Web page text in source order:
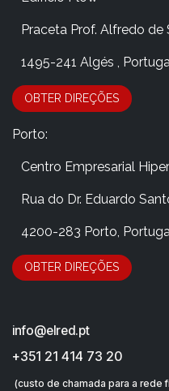
​Praceta Prof. Alfredo de
1495-241 Algés ,
OBTER DIRE​​​​​​​​Ç​​ÕES
Porto:
​Centro Empresarial
​Rua do Dr. Eduardo
​4200-283 Porto,
OBTER DIRE​​​​​​​​Ç​​ÕES
info@elred.pt
+351 21 414 73 20
(custo de chamada para a rede